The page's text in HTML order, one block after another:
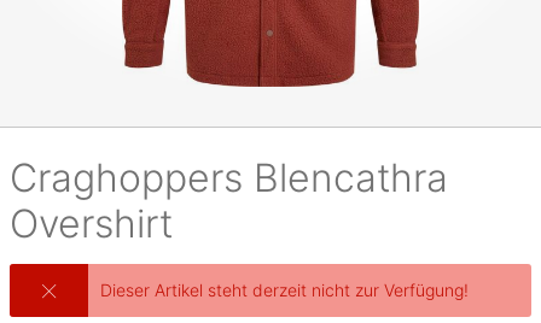
Craghoppers Blencathra
Overshirt
Dieser Artikel steht derzeit nicht zur Verfügung!